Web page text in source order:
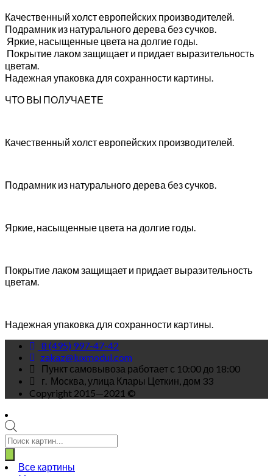
Качественный холст европейских производителей.
Подрамник из натурального дерева без сучков.
Яркие, насыщенные цвета на долгие годы.
Покрытие лаком защищает и придает выразительность
цветам.
Надежная упаковка для сохранности картины.
ЧТО ВЫ ПОЛУЧАЕТЕ
Качественный холст европейских производителей.
Подрамник из натурального дерева без сучков.
Яркие, насыщенные цвета на долгие годы.
Покрытие лаком защищает и придает выразительность
цветам.
Надежная упаковка для сохранности картины.
8 (495) 997-47-42
zakaz@luxmodul.com
Пункт самовывоза работает с 10:00 до 18:00
г. Москва, улица Клары Цеткин, дом 33
Copyright 2015—2021 ©
Поиск
товаров
Все картины